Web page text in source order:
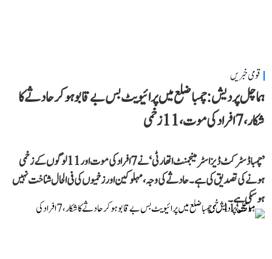
قومی خبریں
ہماچل پردیش: چمبا ضلع میں پرائیویٹ بس بے قابو ہوکر حادثے کا
شکار، 7 افراد کی موت، 11 زخمی
’چمبا ڈسٹرکٹ ڈیزاسٹر مینجمنٹ اتھارٹی‘ نے 7 افراد کی موت اور 11 لوگوں کے زخمی
ہونے کی تصدیق کی ہے۔ حادثے کی وجہ، مہلوکین اور زخمیوں کی فی الحال شناخت نہیں
ہو سکی ہے۔